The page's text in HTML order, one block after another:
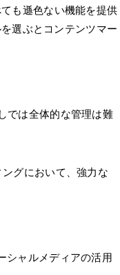
も遜色ない機能を提供
選ぶとコンテンツマー
では全体的な管理は難
グにおいて、強力な
シャルメディアの活用